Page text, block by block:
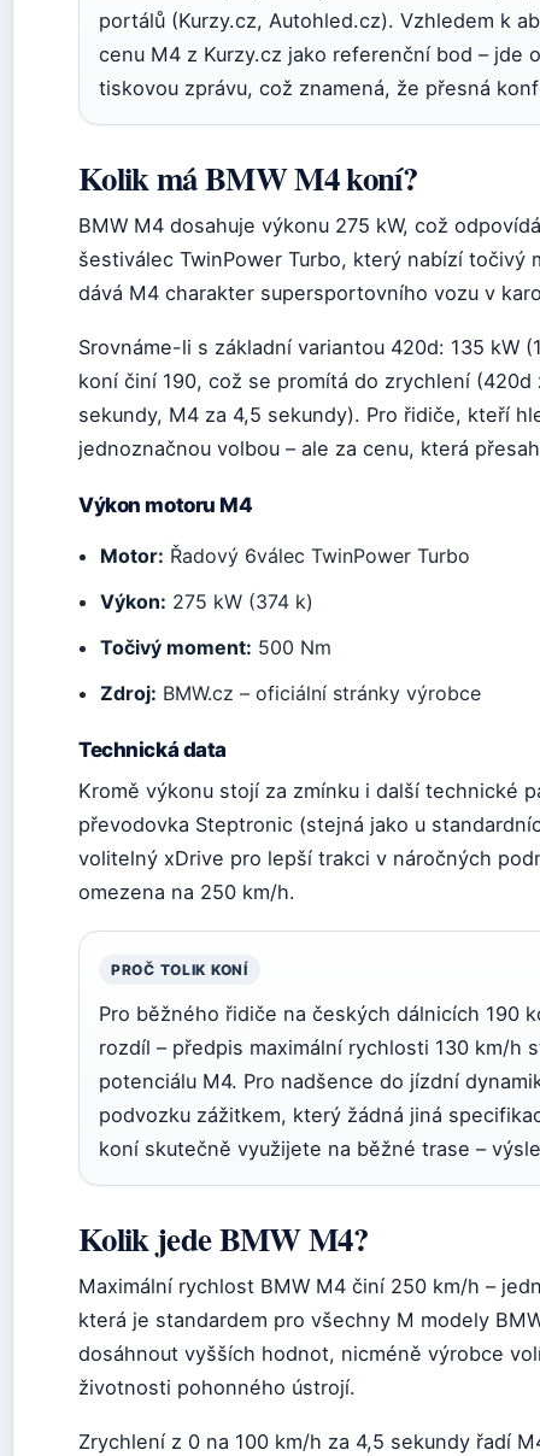
portálů (Kurzy.cz, Autohled.cz). Vzhledem k
cenu M4 z Kurzy.cz jako referenční bod – jde
tiskovou zprávu, což znamená, že přesná
Kolik má BMW M4 koní?
BMW M4 dosahuje výkonu 275 kW, což
šestiválec TwinPower Turbo, který nabízí točivý
dává M4 charakter supersportovního vozu v
Srovnáme-li s základní variantou 420d: 135 kW
koní činí 190, což se promítá do zrychlení
sekundy, M4 za 4,5 sekundy). Pro řidiče, kteří
jednoznačnou volbou – ale za cenu, která
Výkon motoru M4
Motor: Řadový 6válec TwinPower Turbo
Výkon: 275 kW (374 k)
Točivý moment: 500 Nm
Zdroj: BMW.cz – oficiální stránky výrobce
Technická data
Kromě výkonu stojí za zmínku i další technické
převodovka Steptronic (stejná jako u
volitelný xDrive pro lepší trakci v náročných
omezena na 250 km/h.
PROČ TOLIK KONÍ
Pro běžného řidiče na českých dálnicích 190
rozdíl – předpis maximální rychlosti 130 km/h
potenciálu M4. Pro nadšence do jízdní
podvozku zážitkem, který žádná jiná
koní skutečně využijete na běžné trase –
Kolik jede BMW M4?
Maximální rychlost BMW M4 činí 250 km/h –
která je standardem pro všechny M modely
dosáhnout vyšších hodnot, nicméně výrobce
životnosti pohonného ústrojí.
Zrychlení z 0 na 100 km/h za 4,5 sekundy řadí